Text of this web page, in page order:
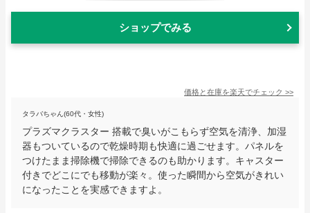
ショップでみる
価格と在庫を楽天でチェック >>
タラバちゃん(60代・女性)
プラズマクラスター 搭載で臭いがこもらず空気を清浄、加湿
器もついているので乾燥時期も快適に過ごせます。パネルを
つけたまま掃除機で掃除できるのも助かります。キャスター
付きでどこにでも移動が楽々。使った瞬間から空気がきれい
になったことを実感できますよ。